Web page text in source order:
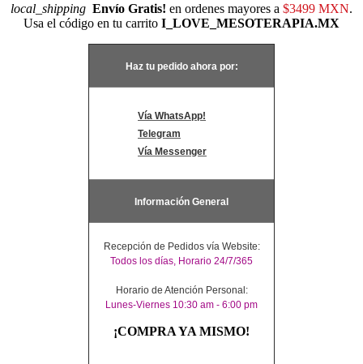
local_shipping Envío Gratis! en ordenes mayores a $3499 MXN.
Usa el código en tu carrito I_LOVE_MESOTERAPIA.MX
Haz tu pedido ahora por:
Vía WhatsApp!
Telegram
Vía Messenger
Información General
Recepción de Pedidos vía Website:
Todos los días, Horario 24/7/365
Horario de Atención Personal:
Lunes-Viernes 10:30 am - 6:00 pm
¡COMPRA YA MISMO!